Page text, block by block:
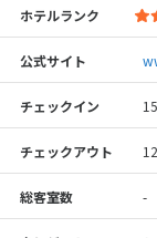
ホテルランク
公式サイト
チェックイン
チェックアウト
総客室数 -